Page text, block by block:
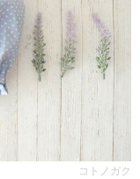
コトノガク